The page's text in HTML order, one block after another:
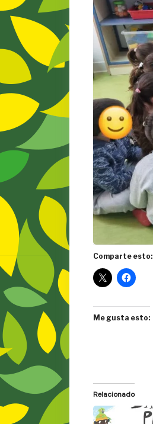
Comparte esto:
Me gusta esto:
Relacionado